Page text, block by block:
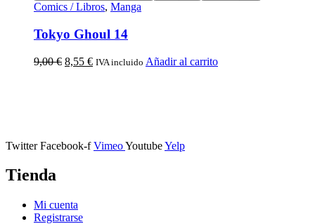
Comics / Libros, Manga
Tokyo Ghoul 14
9,00€ 8,55 € IVA incluido Añadir al carrito
Twitter Facebook-f VimeoYoutubeYelp
Tienda
Mi cuenta
Registrarse